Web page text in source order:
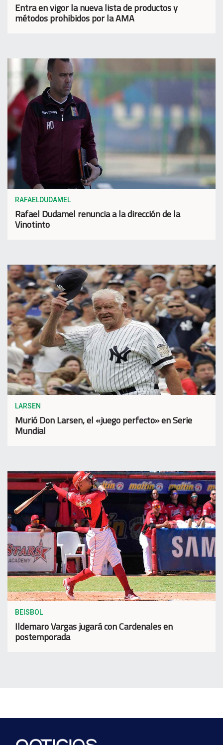
Entra en vigor la nueva lista de productos y
métodos prohibidos por la AMA
RAFAELDUDAMEL
Rafael Dudamel renuncia a la dirección de la
Vinotinto
LARSEN
Murió Don Larsen, el «juego perfecto» en Serie
Mundial
BEISBOL
Ildemaro Vargas jugará con Cardenales en
postemporada